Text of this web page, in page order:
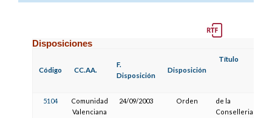
Disposiciones
Código CC.AA.
F.
Disposición
Disposición
Título
5104
Comunidad
Valenciana
24/09/2003 Orden
de la
Conselleria de